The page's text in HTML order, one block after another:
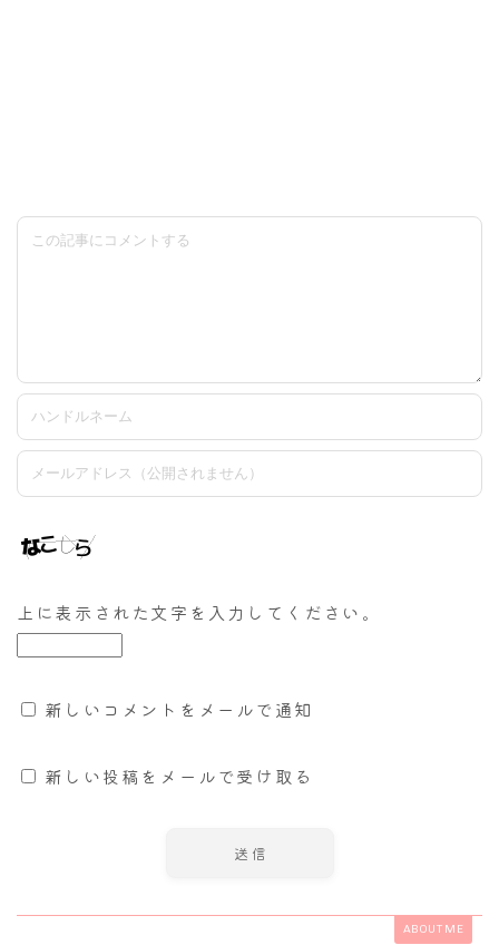
上に表示された文字を入力してください。
新しいコメントをメールで通知
新しい投稿をメールで受け取る
ABOUT ME